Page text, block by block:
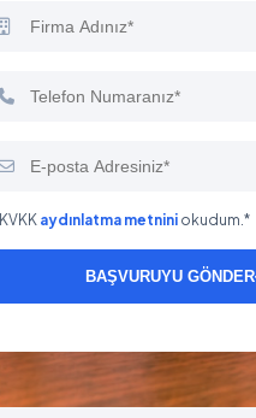
KVKK aydınlatma metnini okudum.*
BAŞVURUYU GÖNDER